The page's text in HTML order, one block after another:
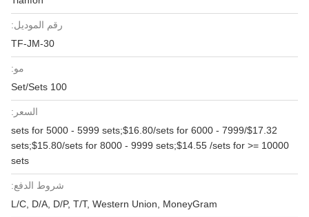
رقم الموديل:
TF-JM-30
مو:
100 Set/Sets
السعر:
$17.32/sets for 5000 - 5999 sets;$16.80/sets for 6000 - 7999
sets;$15.80/sets for 8000 - 9999 sets;$14.55 /sets for >= 10000
sets
شروط الدفع:
L/C, D/A, D/P, T/T, Western Union, MoneyGram